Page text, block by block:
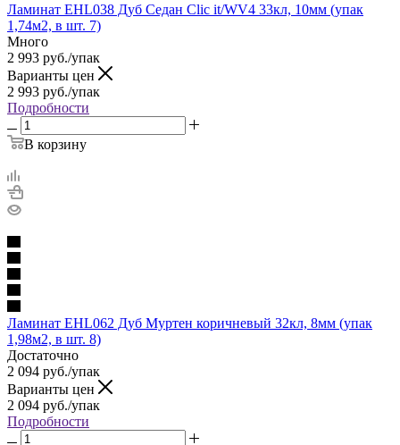
Ламинат EHL038 Дуб Седан Clic it/WV4 33кл, 10мм (упак
1,74м2, в шт. 7)
Много
2 993 руб./упак
Варианты цен
2 993 руб./упак
Подробности
В корзину
Ламинат EHL062 Дуб Муртен коричневый 32кл, 8мм (упак
1,98м2, в шт. 8)
Достаточно
2 094 руб./упак
Варианты цен
2 094 руб./упак
Подробности